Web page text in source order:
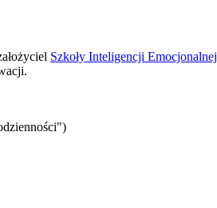
Szkoły Inteligencji Emocjonalnej